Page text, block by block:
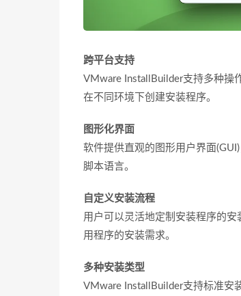
跨平台支持
VMware InstallBuilder支持多种操
在不同环境下创建安装程序。
图形化界面
软件提供直观的图形用户界面
脚本语言。
自定义安装流程
用户可以灵活地定制安装程序的
用程序的安装需求。
多种安装类型
VMware InstallBuilder支持标准安